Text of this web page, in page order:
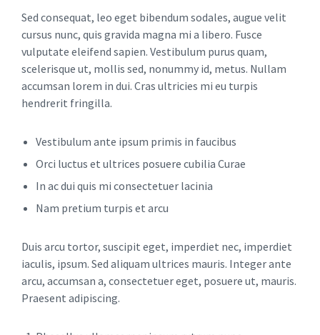
Sed consequat, leo eget bibendum sodales, augue velit
cursus nunc, quis gravida magna mi a libero. Fusce
vulputate eleifend sapien. Vestibulum purus quam,
scelerisque ut, mollis sed, nonummy id, metus. Nullam
accumsan lorem in dui. Cras ultricies mi eu turpis
hendrerit fringilla.
Vestibulum ante ipsum primis in faucibus
Orci luctus et ultrices posuere cubilia Curae
In ac dui quis mi consectetuer lacinia
Nam pretium turpis et arcu
Duis arcu tortor, suscipit eget, imperdiet nec, imperdiet
iaculis, ipsum. Sed aliquam ultrices mauris. Integer ante
arcu, accumsan a, consectetuer eget, posuere ut, mauris.
Praesent adipiscing.